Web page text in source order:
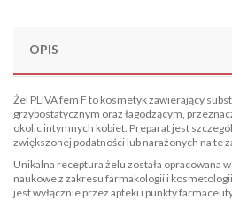
OPIS
Żel PLIVA fem F to kosmetyk zawierający
grzybostatycznym oraz łagodzącym,
okolic intymnych kobiet. Preparat jest
zwiększonej podatności lub narażonych na te
Unikalna receptura żelu została opracowana
naukowe z zakresu farmakologii i
jest wyłącznie przez apteki i punkty